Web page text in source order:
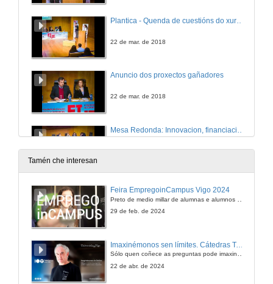
22 de mar. de 2018
Anuncio dos proxectos gañadores
22 de mar. de 2018
23 de mar. de 2018
Tamén che interesan
Feira EmpregoinCampus Vigo 2024
29 de feb. de 2024
Imaxinémonos sen límites. Cátedras Telefónica
Sólo quen coñece as preguntas pode imaxinar novas respostas
22 de abr. de 2024